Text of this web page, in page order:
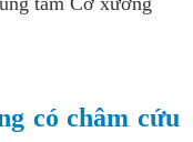
có châm cứu